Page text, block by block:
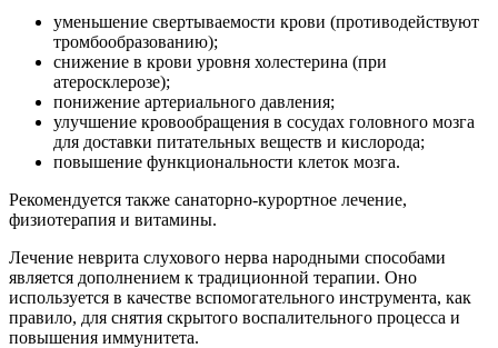
уменьшение свертываемости крови (противодействуют
тромбообразованию);
снижение в крови уровня холестерина (при
атеросклерозе);
понижение артериального давления;
улучшение кровообращения в сосудах головного мозга
для доставки питательных веществ и кислорода;
повышение функциональности клеток мозга.
Рекомендуется также санаторно-курортное лечение,
физиотерапия и витамины.
Лечение неврита слухового нерва народными способами
является дополнением к традиционной терапии. Оно
используется в качестве вспомогательного инструмента, как
правило, для снятия скрытого воспалительного процесса и
повышения иммунитета.